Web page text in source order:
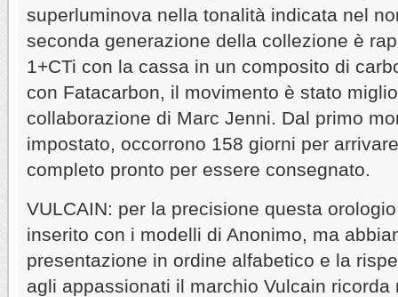
superluminova nella tonalità indicata nel
seconda generazione della collezione è
1+CTi con la cassa in un composito di
con Fatacarbon, il movimento è stato
collaborazione di Marc Jenni. Dal primo
impostato, occorrono 158 giorni per
completo pronto per essere consegnato.
VULCAIN: per la precisione questa
inserito con i modelli di Anonimo, ma
presentazione in ordine alfabetico e la
agli appassionati il marchio Vulcain ricorda